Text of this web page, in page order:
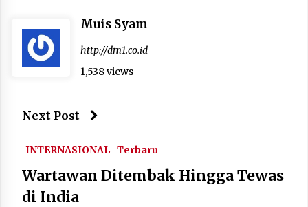
Muis Syam
http://dm1.co.id
1,538 views
Next Post
INTERNASIONAL Terbaru
Wartawan Ditembak Hingga Tewas
di India